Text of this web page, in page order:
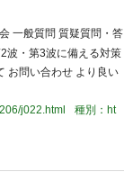
一般質問 質疑質問・答
波・第3波に備える対策
お問い合わせ より良い
j022.html
種別：ht